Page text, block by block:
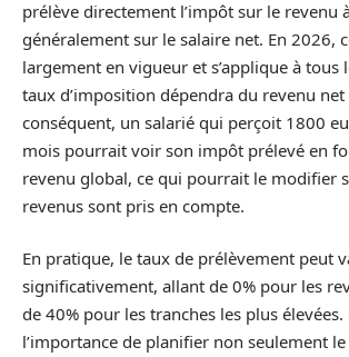
prélève directement l’impôt sur le revenu
généralement sur le salaire net. En 2026,
largement en vigueur et s’applique à tous
taux d’imposition dépendra du revenu
conséquent, un salarié qui perçoit 1800
mois pourrait voir son impôt prélevé en
revenu global, ce qui pourrait le modifier
revenus sont pris en compte.
En pratique, le taux de prélèvement peut
significativement, allant de 0% pour les
de 40% pour les tranches les plus
l’importance de planifier non seulement